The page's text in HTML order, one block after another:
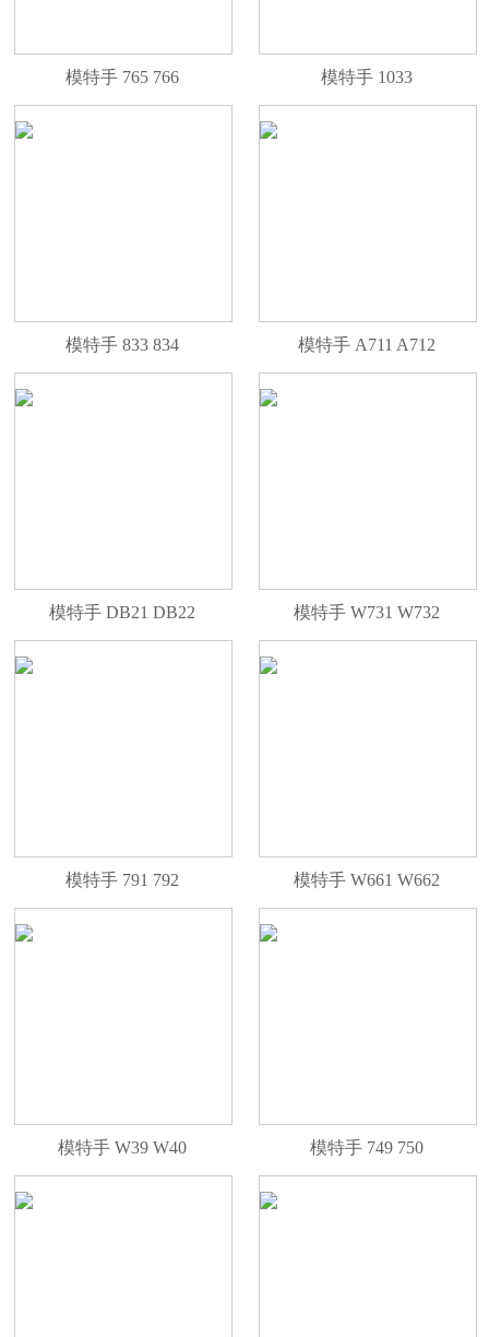
模特手 765 766 模特手 1033
模特手 833 834 模特手 A711 A712
模特手 DB21 DB22 模特手 W731 W732
模特手 791 792 模特手 W661 W662
模特手 W39 W40 模特手 749 750